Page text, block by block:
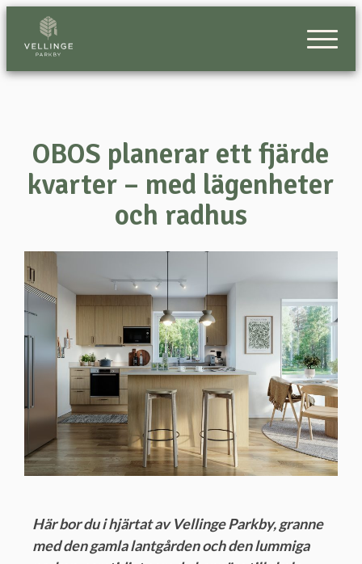
OBOS planerar ett fjärde
kvarter – med lägenheter
och radhus
Här bor du i hjärtat av Vellinge Parkby, granne
med den gamla lantgården och den lummiga